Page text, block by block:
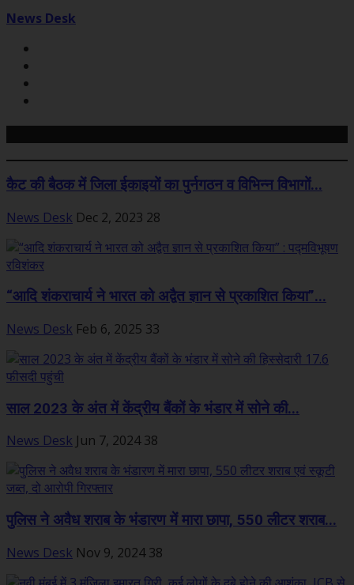
News Desk
कैट की बैठक में जिला ईकाइयों का पुर्नगठन व विभिन्न विभागों...
News Desk Dec 2, 2023 28
“आदि शंकराचार्य ने भारत को अद्वैत ज्ञान से प्रकाशित किया”...
News Desk Feb 6, 2025 33
साल 2023 के अंत में केंद्रीय बैंकों के भंडार में सोने की...
News Desk Jun 7, 2024 38
पुलिस ने अवैध शराब के भंडारण में मारा छापा, 550 लीटर शराब...
News Desk Nov 9, 2024 38